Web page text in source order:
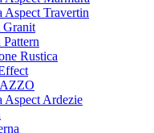
Aspect Travertin
Granit
Rustica
Aspect Ardezie